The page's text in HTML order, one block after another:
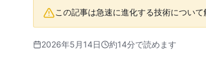
この記事は急速に進化する技術につい
2026年5月14日 約14分で読めます